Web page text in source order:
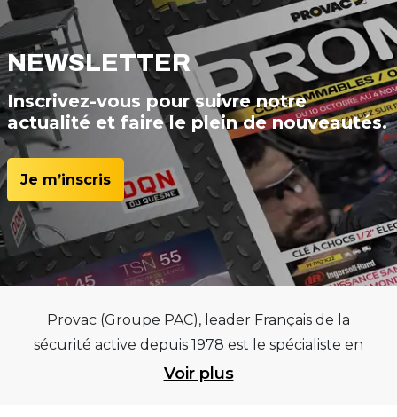
NEWSLETTER
Inscrivez-vous pour suivre notre
actualité et faire le plein de nouveautés.
Je m’inscris
Provac (Groupe PAC), leader Français de la
sécurité active depuis 1978 est le spécialiste en
équipements pour garages et centres
Voir plus